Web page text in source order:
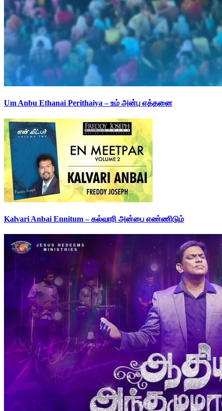
Um Anbu Ethanai Perithaiya – உம் அன்பு எத்தனை
Kalvari Anbai Ennitum – கல்வாரி அன்பை எண்ணிடும்